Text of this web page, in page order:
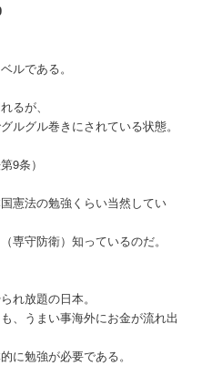
ルである。
るが、
ルグル巻きにされている状態。
9条）
憲法の勉強くらい当然してい
専守防衛）知っているのだ。
れ放題の日本。
、うまい事海外にお金が流れ出
に勉強が必要である。